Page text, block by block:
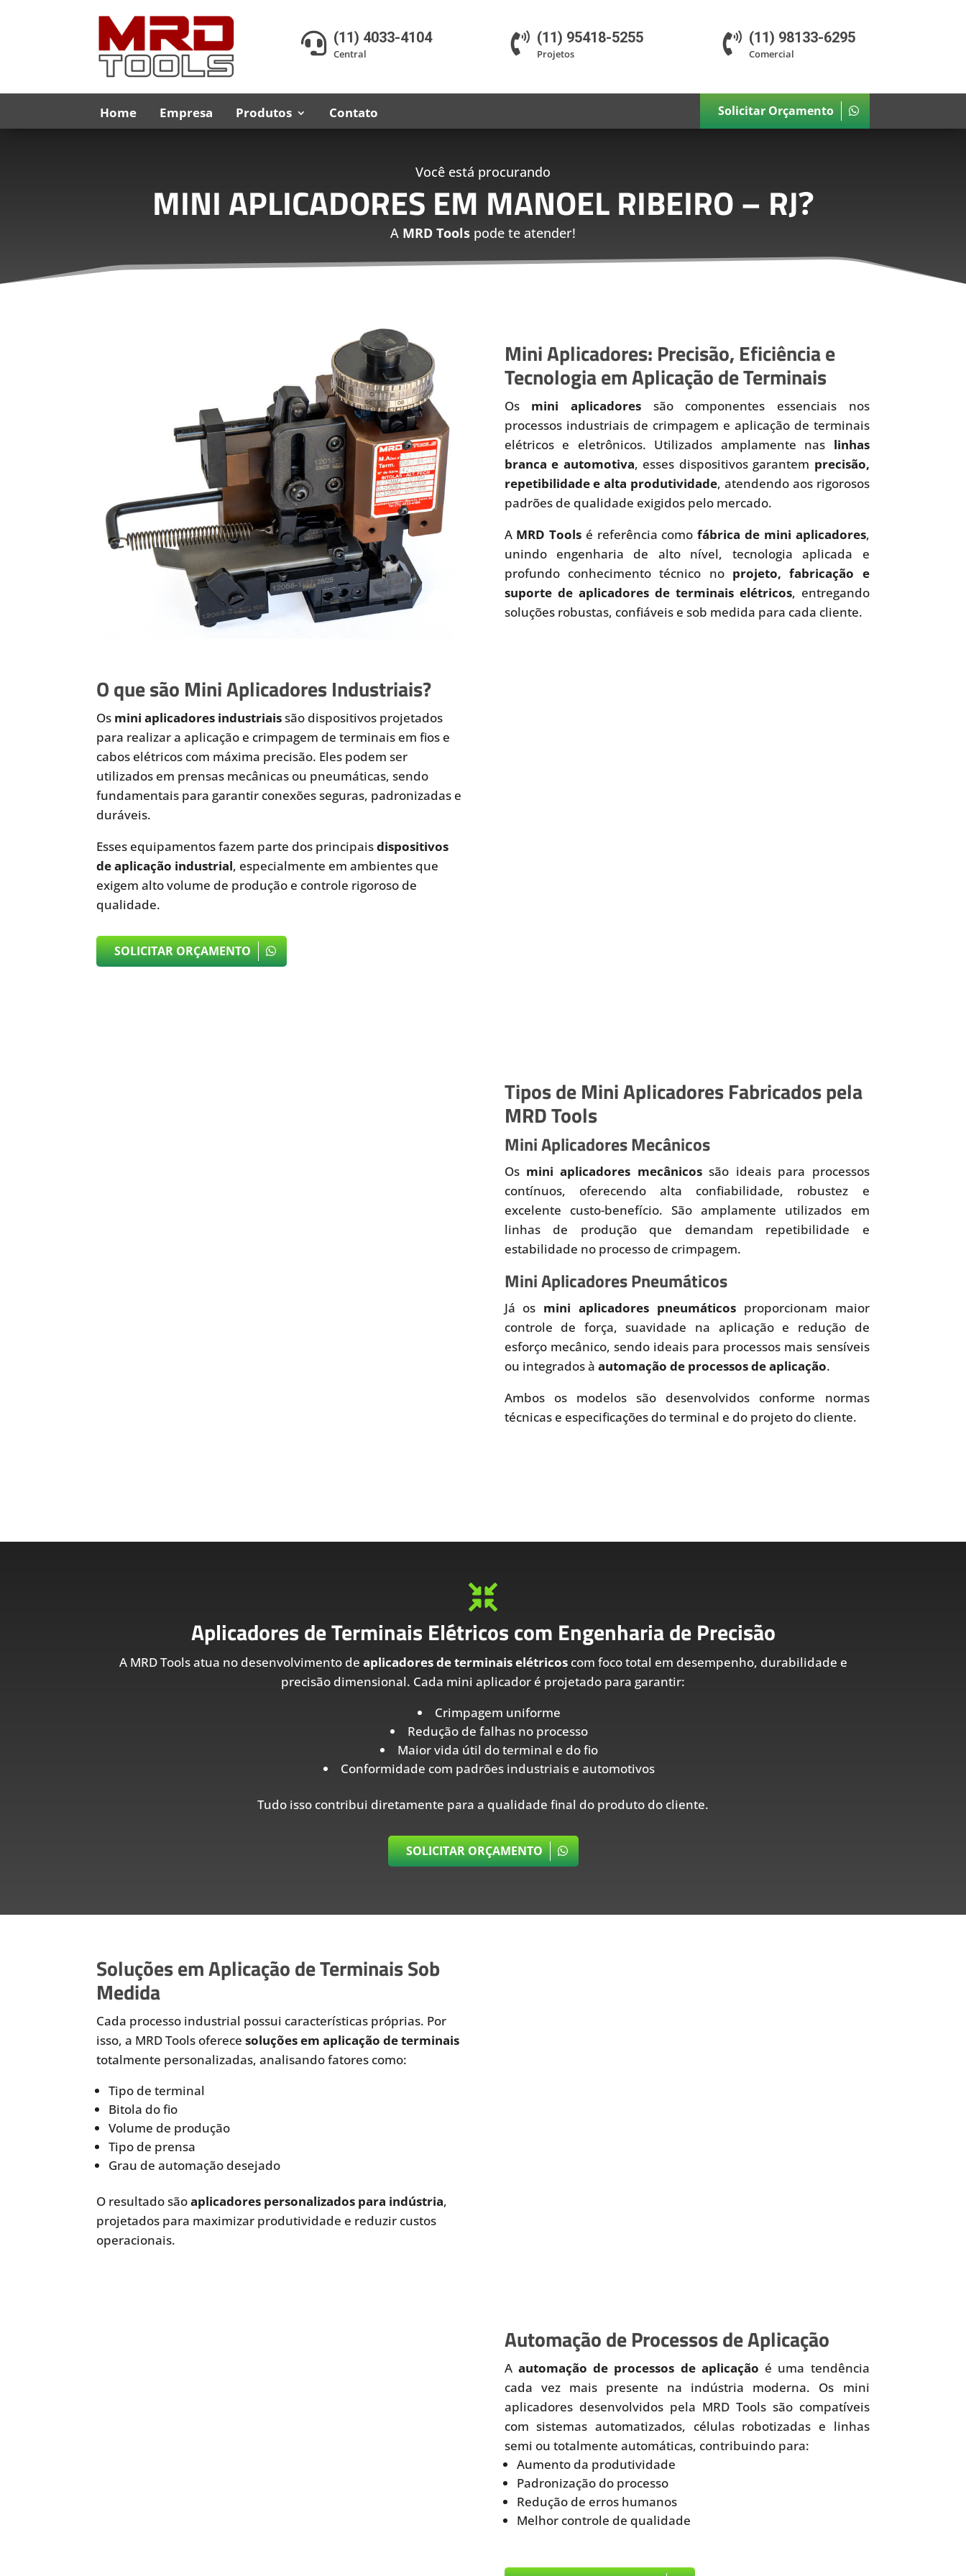
 (11) 4033-4104
Central  (11) 95418-5255
Projetos  (11) 98133-6295
Comercial
Home Empresa Produtos Contato Solicitar Orçamento
Você está procurando
MINI APLICADORES EM MANOEL RIBEIRO – RJ?
A MRD Tools pode te atender!
Mini Aplicadores: Precisão, Eficiência e
Tecnologia em Aplicação de Terminais
Os mini aplicadoressão componentes essenciais nos
processos industriais de crimpagem e aplicação de terminais
elétricos e eletrônicos. Utilizados amplamente nas linhas
branca e automotiva, esses dispositivos garantem precisão,
repetibilidade e alta produtividade, atendendo aos rigorosos
padrões de qualidade exigidos pelo mercado.
A MRD Tools é referência comofábrica de mini aplicadores,
unindo engenharia de alto nível, tecnologia aplicada e
profundo conhecimento técnico no projeto, fabricação e
suporte de aplicadores de terminais elétricos, entregando
soluções robustas, confiáveis e sob medida para cada cliente.
O que são Mini Aplicadores Industriais?
Os mini aplicadores industriaissão dispositivos projetados
para realizar a aplicação e crimpagem de terminais em fios e
cabos elétricos com máxima precisão. Eles podem ser
utilizados em prensas mecânicas ou pneumáticas, sendo
fundamentais para garantir conexões seguras, padronizadas e
duráveis.
Esses equipamentos fazem parte dos principaisdispositivos
de aplicação industrial, especialmente em ambientes que
exigem alto volume de produção e controle rigoroso de
qualidade.
SOLICITAR ORÇAMENTO
Tipos de Mini Aplicadores Fabricados pela
MRD Tools
Mini Aplicadores Mecânicos
Os mini aplicadores mecânicossão ideais para processos
contínuos, oferecendo alta confiabilidade, robustez e
excelente custo-benefício. São amplamente utilizados em
linhas de produção que demandam repetibilidade e
estabilidade no processo de crimpagem.
Mini Aplicadores Pneumáticos
Já os mini aplicadores pneumáticosproporcionam maior
controle de força, suavidade na aplicação e redução de
esforço mecânico, sendo ideais para processos mais sensíveis
ou integrados à automação de processos de aplicação.
Ambos os modelos são desenvolvidos conforme normas
técnicas e especificações do terminal e do projeto do cliente.

Aplicadores de Terminais Elétricos com Engenharia de Precisão
A MRD Tools atua no desenvolvimento de aplicadores de terminais elétricoscom foco total em desempenho, durabilidade e
precisão dimensional. Cada mini aplicador é projetado para garantir:
Crimpagem uniforme
Redução de falhas no processo
Maior vida útil do terminal e do fio
Conformidade com padrões industriais e automotivos
Tudo isso contribui diretamente para a qualidade final do produto do cliente.
SOLICITAR ORÇAMENTO
Soluções em Aplicação de Terminais Sob
Medida
Cada processo industrial possui características próprias. Por
isso, a MRD Tools oferecesoluções em aplicação de terminais
totalmente personalizadas, analisando fatores como:
Tipo de terminal
Bitola do fio
Volume de produção
Tipo de prensa
Grau de automação desejado
O resultado sãoaplicadores personalizados para indústria,
projetados para maximizar produtividade e reduzir custos
operacionais.
Automação de Processos de Aplicação
A automação de processos de aplicação é uma tendência
cada vez mais presente na indústria moderna. Os mini
aplicadores desenvolvidos pela MRD Tools são compatíveis
com sistemas automatizados, células robotizadas e linhas
semi ou totalmente automáticas, contribuindo para:
Aumento da produtividade
Padronização do processo
Redução de erros humanos
Melhor controle de qualidade